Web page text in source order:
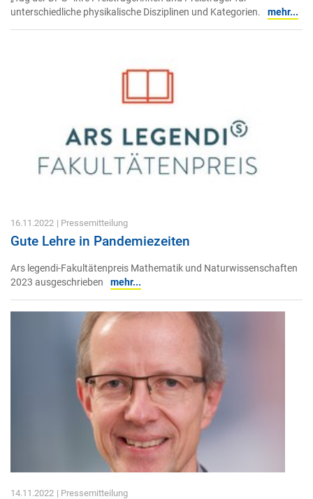
unterschiedliche physikalische Disziplinen und Kategorien.
mehr...
16.11.2022 | Pressemitteilung
Gute Lehre in Pandemiezeiten
Ars legendi-Fakultätenpreis Mathematik und Naturwissenschaften
2023 ausgeschrieben
mehr...
14.11.2022 | Pressemitteilung